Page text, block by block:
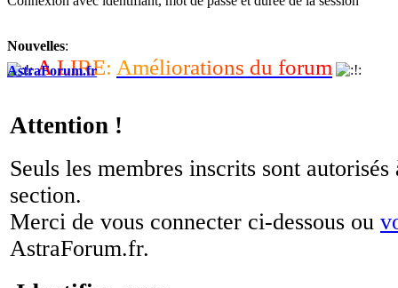
Nouvelles:
A LIRE: Améliorations du forum
AstraForum.fr
Attention !
Seuls les membres inscrits sont autorisés
section.
Merci de vous connecter ci-dessous ou
AstraForum.fr.